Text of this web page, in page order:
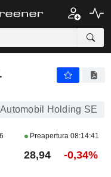
Holding SE
Preapertura 08:14:41
28,94 -0,34%